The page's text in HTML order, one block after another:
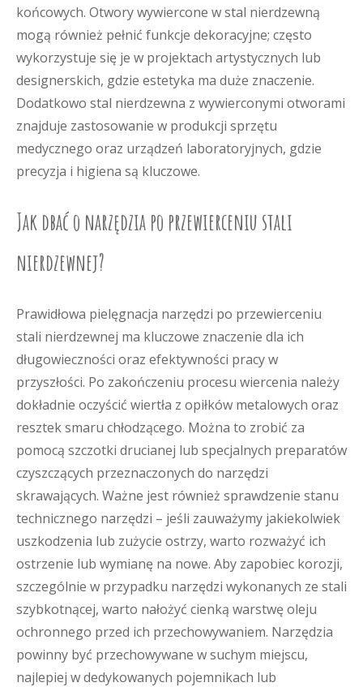
końcowych. Otwory wywiercone w stal nierdzewną
mogą również pełnić funkcje dekoracyjne; często
wykorzystuje się je w projektach artystycznych lub
designerskich, gdzie estetyka ma duże znaczenie.
Dodatkowo stal nierdzewna z wywierconymi otworami
znajduje zastosowanie w produkcji sprzętu
medycznego oraz urządzeń laboratoryjnych, gdzie
precyzja i higiena są kluczowe.
Jak dbać o narzędzia po przewierceniu stali
nierdzewnej?
Prawidłowa pielęgnacja narzędzi po przewierceniu
stali nierdzewnej ma kluczowe znaczenie dla ich
długowieczności oraz efektywności pracy w
przyszłości. Po zakończeniu procesu wiercenia należy
dokładnie oczyścić wiertła z opiłków metalowych oraz
resztek smaru chłodzącego. Można to zrobić za
pomocą szczotki drucianej lub specjalnych preparatów
czyszczących przeznaczonych do narzędzi
skrawających. Ważne jest również sprawdzenie stanu
technicznego narzędzi – jeśli zauważymy jakiekolwiek
uszkodzenia lub zużycie ostrzy, warto rozważyć ich
ostrzenie lub wymianę na nowe. Aby zapobiec korozji,
szczególnie w przypadku narzędzi wykonanych ze stali
szybkotnącej, warto nałożyć cienką warstwę oleju
ochronnego przed ich przechowywaniem. Narzędzia
powinny być przechowywane w suchym miejscu,
najlepiej w dedykowanych pojemnikach lub